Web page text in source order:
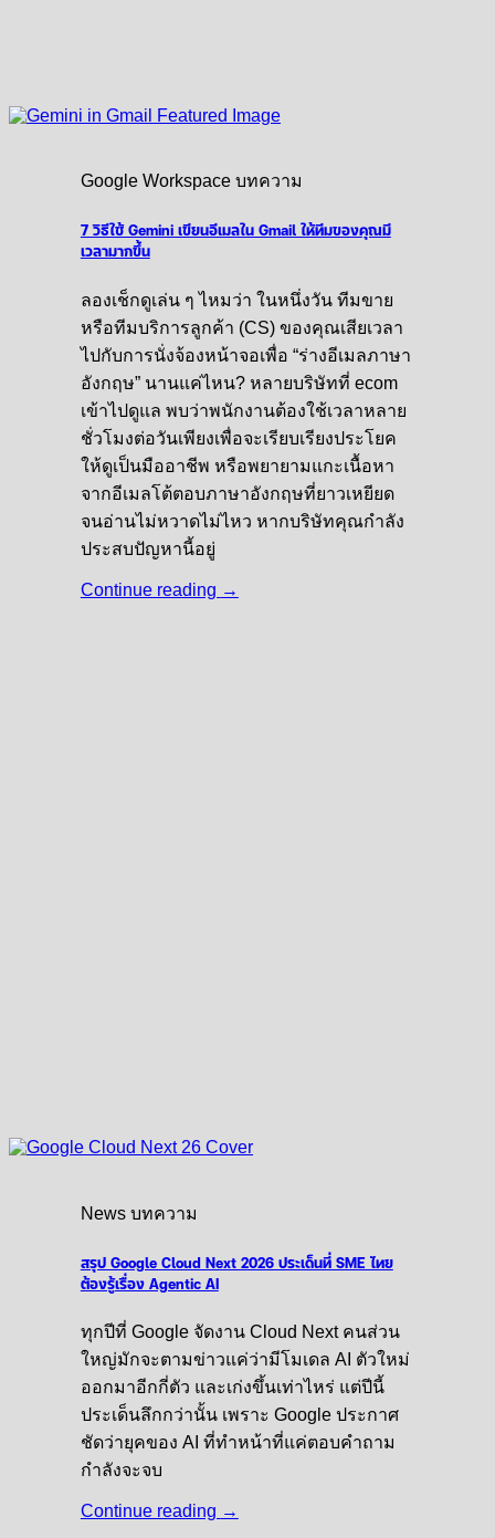
Google Workspace บทความ
7 วิธีใช้ Gemini เขียนอีเมลใน Gmail ให้ทีมของคุณมี
เวลามากขึ้น
ลองเช็กดูเล่น ๆ ไหมว่า ในหนึ่งวัน ทีมขาย
หรือทีมบริการลูกค้า (CS) ของคุณเสียเวลา
ไปกับการนั่งจ้องหน้าจอเพื่อ “ร่างอีเมลภาษา
อังกฤษ” นานแค่ไหน? หลายบริษัทที่ ecom
เข้าไปดูแล พบว่าพนักงานต้องใช้เวลาหลาย
ชั่วโมงต่อวันเพียงเพื่อจะเรียบเรียงประโยค
ให้ดูเป็นมืออาชีพ หรือพยายามแกะเนื้อหา
จากอีเมลโต้ตอบภาษาอังกฤษที่ยาวเหยียด
จนอ่านไม่หวาดไม่ไหว หากบริษัทคุณกำลัง
ประสบปัญหานี้อยู่
Continue reading →
News บทความ
สรุป Google Cloud Next 2026 ประเด็นที่ SME ไทย
ต้องรู้เรื่อง Agentic AI
ทุกปีที่ Google จัดงาน Cloud Next คนส่วน
ใหญ่มักจะตามข่าวแค่ว่ามีโมเดล AI ตัวใหม่
ออกมาอีกกี่ตัว และเก่งขึ้นเท่าไหร่ แต่ปีนี้
ประเด็นลึกกว่านั้น เพราะ Google ประกาศ
ชัดว่ายุคของ AI ที่ทำหน้าที่แค่ตอบคำถาม
กำลังจะจบ
Continue reading →